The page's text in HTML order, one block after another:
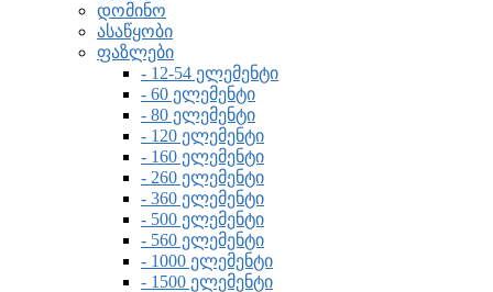
დომინო
ასაწყობი
ფაზლები
- 12-54 ელემენტი
- 60 ელემენტი
- 80 ელემენტი
- 120 ელემენტი
- 160 ელემენტი
- 260 ელემენტი
- 360 ელემენტი
- 500 ელემენტი
- 560 ელემენტი
- 1000 ელემენტი
- 1500 ელემენტი